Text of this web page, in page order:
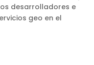
desarrolladores e
geo en el